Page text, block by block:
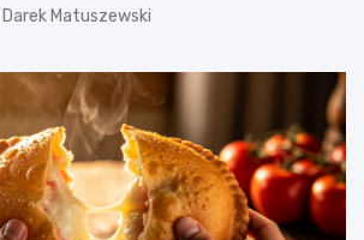
Darek Matuszewski